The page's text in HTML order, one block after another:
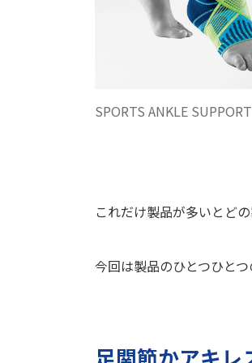
SPORTS ANKLE SUPPORT
これだけ製品が多いとど
今回は製品のひとつひと
足関節かアキレ